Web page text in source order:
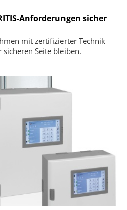
Anforderungen sicher
mit zertifizierter Technik
Seite bleiben.